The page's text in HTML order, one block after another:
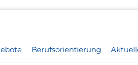
Berufsorientierung